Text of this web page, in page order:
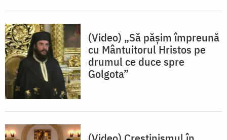
(Video) „Să pășim împreună
cu Mântuitorul Hristos pe
drumul ce duce spre
Golgota”